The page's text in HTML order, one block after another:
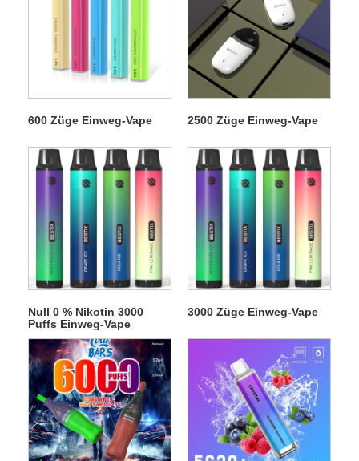
600 Züge Einweg-Vape 2500 Züge Einweg-Vape
Null 0 % Nikotin 3000
Puffs Einweg-Vape
3000 Züge Einweg-Vape